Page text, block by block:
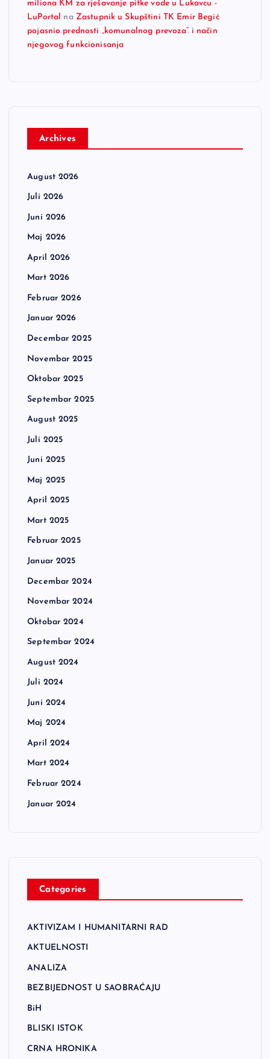
miliona KM za rješavanje pitke vode u Lukavcu -
LuPortal na Zastupnik u Skupštini TK Emir Begić
pojasnio prednosti „komunalnog prevoza“ i način
njegovog funkcionisanja
Archives
August 2026
Juli 2026
Juni 2026
Maj 2026
April 2026
Mart 2026
Februar 2026
Januar 2026
Decembar 2025
Novembar 2025
Oktobar 2025
Septembar 2025
August 2025
Juli 2025
Juni 2025
Maj 2025
April 2025
Mart 2025
Februar 2025
Januar 2025
Decembar 2024
Novembar 2024
Oktobar 2024
Septembar 2024
August 2024
Juli 2024
Juni 2024
Maj 2024
April 2024
Mart 2024
Februar 2024
Januar 2024
Categories
AKTIVIZAM I HUMANITARNI RAD
AKTUELNOSTI
ANALIZA
BEZBIJEDNOST U SAOBRAĆAJU
BiH
BLISKI ISTOK
CRNA HRONIKA